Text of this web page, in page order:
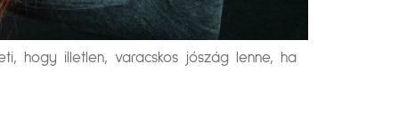
hogy illetlen, varacskos jószág lenne, ha